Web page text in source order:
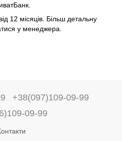
12 місяців. Більш детальну
у менеджера.
+38(097)109-09-99
09-99